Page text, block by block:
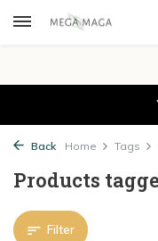
Back Home Tags
Products
Filter